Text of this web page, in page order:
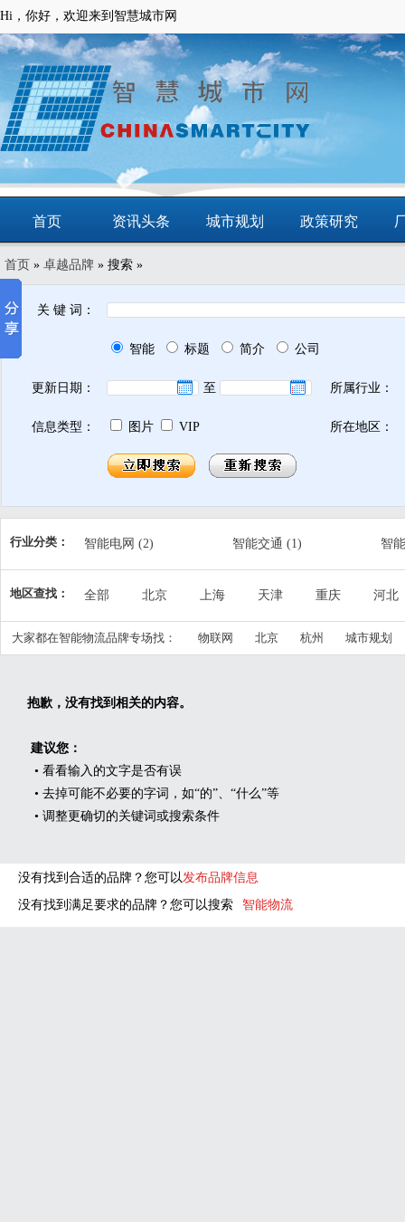
Hi，你好，欢迎来到智慧城市网
首页 资讯头条 城市规划 政策研究
动态 智慧应用
首页 » 卓越品牌 » 搜索 »
关 键 词：
智能 标题 简介 公司
更新日期： 至 所属行业：
信息类型： 图片 VIP 所在地区：
行业分类： 智能电网 (2) 智能交通 (1)
智
精细农业(2) 公共安全(1)
智
智慧产业
(4) 智慧民生 城
地区查找： 全部 北京 上海 天津 重庆
河北
江西
山东 河南 湖北 湖南
广东
宁夏
新疆 台湾 香港 澳门
大家都在智能物流品牌专场找： 物联网 北京 杭州 城市规划
抱歉，没有找到相关的内容。
建议您：
• 看看输入的文字是否有误
• 去掉可能不必要的字词，如“的”、“什么”等
• 调整更确切的关键词或搜索条件
没有找到合适的品牌？您可以发布品牌信息
没有找到满足要求的品牌？您可以搜索
智能物流